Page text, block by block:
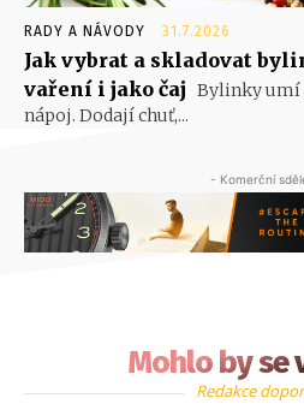
RADY A NÁVODY 31.7.2026
Jak vybrat a skladovat
vaření i jako čaj Bylinky umí
nápoj. Dodají chuť,...
- Komerční
Mohlo by se
Redakce